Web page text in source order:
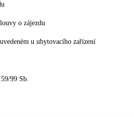
o zájezdu
u ubytovacího zařízení
99 Sb.